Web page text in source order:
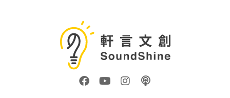
F
a
Y
o
I
n
P
o